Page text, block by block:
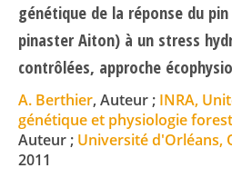
génétique de la réponse du
pinaster Aiton) à un stress
contrôlées, approche
A. Berthier, Auteur ; INRA,
génétique et physiologie
Auteur ; Université d'Orléans,
2011